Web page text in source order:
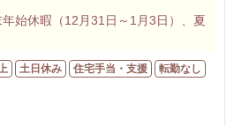
始休暇（12月31日～1月3日）、夏
土日休み 住宅手当・支援
転勤なし